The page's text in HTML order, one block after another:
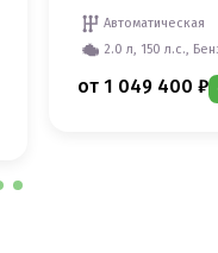
Автоматическая
2.0 л, 150 л.с.,
от 1 049 400 ₽